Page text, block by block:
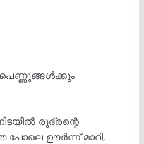
രുദ്രന്റെ
പോലെ ഊർന്ന് മാറി,